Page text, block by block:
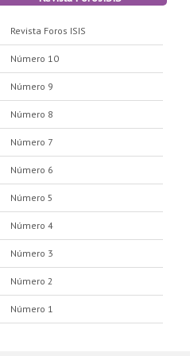
Revista Foros ISIS
Número 10
Número 9
Número 8
Número 7
Número 6
Número 5
Número 4
Número 3
Número 2
Número 1